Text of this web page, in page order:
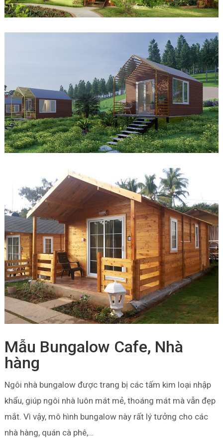
Mẫu Bungalow Cafe, Nhà
hàng
Ngôi nhà bungalow được trang bị các tấm kim loại nhập
khẩu, giúp ngôi nhà luôn mát mẻ, thoáng mát mà vẫn đẹp
mắt. Vì vậy, mô hình bungalow này rất lý tưởng cho các
nhà hàng, quán cà phê,…